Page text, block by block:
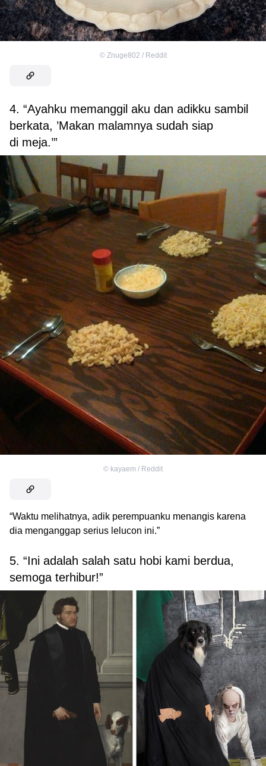
© Znuge802 / Reddit
4. “Ayahku memanggil aku dan adikku sambil
berkata, ’Makan malamnya sudah siap
di meja.’”
© kayaem / Reddit
“Waktu melihatnya, adik perempuanku menangis karena
dia menganggap serius lelucon ini.”
5. “Ini adalah salah satu hobi kami berdua,
semoga terhibur!”